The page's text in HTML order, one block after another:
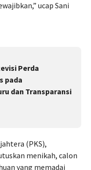
ucap Sani
Perda
pada
dan Transparansi
(PKS),
menikah, calon
yang memadai